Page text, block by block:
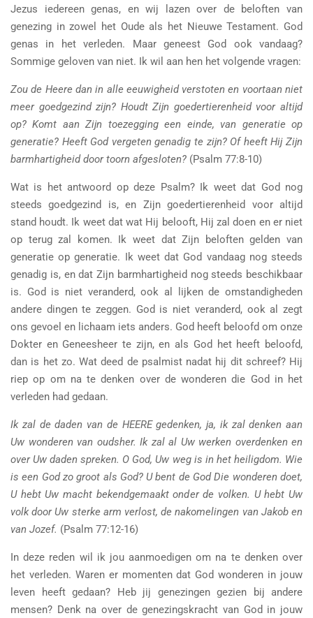
Jezus iedereen genas, en wij lazen over de beloften van
genezing in zowel het Oude als het Nieuwe Testament. God
genas in het verleden. Maar geneest God ook vandaag?
Sommige geloven van niet. Ik wil aan hen het volgende vragen:
Zou de Heere dan in alle eeuwigheid verstoten en voortaan niet
meer goedgezind zijn? Houdt Zijn goedertierenheid voor altijd
op? Komt aan Zijn toezegging een einde, van generatie op
generatie? Heeft God vergeten genadig te zijn? Of heeft Hij Zijn
barmhartigheid door toorn afgesloten? (Psalm 77:8-10)
Wat is het antwoord op deze Psalm? Ik weet dat God nog
steeds goedgezind is, en Zijn goedertierenheid voor altijd
stand houdt. Ik weet dat wat Hij belooft, Hij zal doen en er niet
op terug zal komen. Ik weet dat Zijn beloften gelden van
generatie op generatie. Ik weet dat God vandaag nog steeds
genadig is, en dat Zijn barmhartigheid nog steeds beschikbaar
is. God is niet veranderd, ook al lijken de omstandigheden
andere dingen te zeggen. God is niet veranderd, ook al zegt
ons gevoel en lichaam iets anders. God heeft beloofd om onze
Dokter en Geneesheer te zijn, en als God het heeft beloofd,
dan is het zo. Wat deed de psalmist nadat hij dit schreef? Hij
riep op om na te denken over de wonderen die God in het
verleden had gedaan.
Ik zal de daden van de HEERE gedenken, ja, ik zal denken aan
Uw wonderen van oudsher. Ik zal al Uw werken overdenken en
over Uw daden spreken. O God, Uw weg is in het heiligdom. Wie
is een God zo groot als God? U bent de God Die wonderen doet,
U hebt Uw macht bekendgemaakt onder de volken. U hebt Uw
volk door Uw sterke arm verlost, de nakomelingen van Jakob en
van Jozef. (Psalm 77:12-16)
In deze reden wil ik jou aanmoedigen om na te denken over
het verleden. Waren er momenten dat God wonderen in jouw
leven heeft gedaan? Heb jij genezingen gezien bij andere
mensen? Denk na over de genezingskracht van God in jouw